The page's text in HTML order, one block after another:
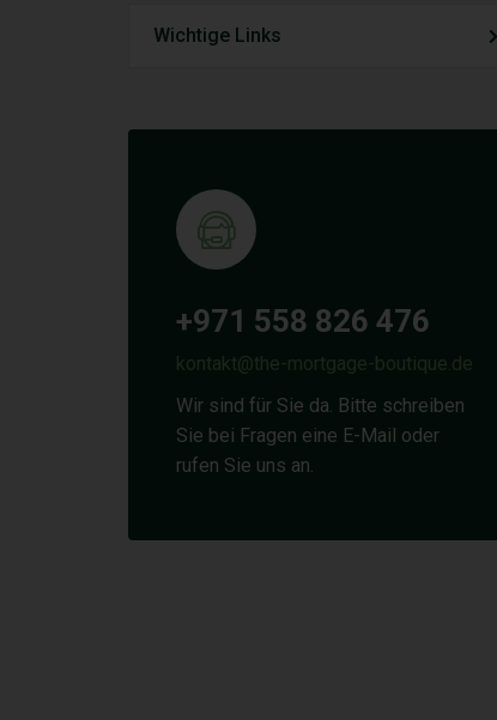
Wichtige Links
+971 558 826 476
kontakt@the-mortgage-boutique.de
Wir sind für Sie da. Bitte schreiben
Sie bei Fragen eine E-Mail oder
rufen Sie uns an.